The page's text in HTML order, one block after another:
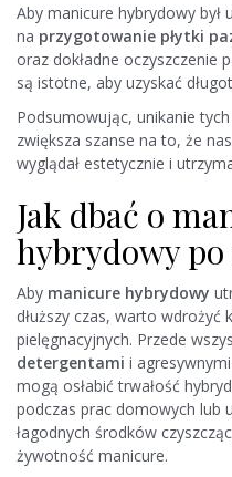
Aby manicure hybrydowy
na przygotowanie płytki
oraz dokładne oczyszczenie
są istotne, aby uzyskać
Podsumowując, unikanie
zwiększa szanse na to, że
wyglądał estetycznie i
Jak dbać o
hybrydowy po
Aby manicure hybrydowy
dłuższy czas, warto wdrożyć
pielęgnacyjnych. Przede
detergentami i
mogą osłabić trwałość
podczas prac domowych lub
łagodnych środków
żywotność manicure.